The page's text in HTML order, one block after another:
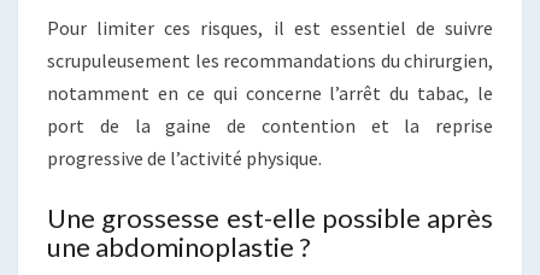
Pour limiter ces risques, il est essentiel de suivre
scrupuleusement les recommandations du chirurgien,
notamment en ce qui concerne l’arrêt du tabac, le
port de la gaine de contention et la reprise
progressive de l’activité physique.
Une grossesse est-elle possible après
une abdominoplastie ?